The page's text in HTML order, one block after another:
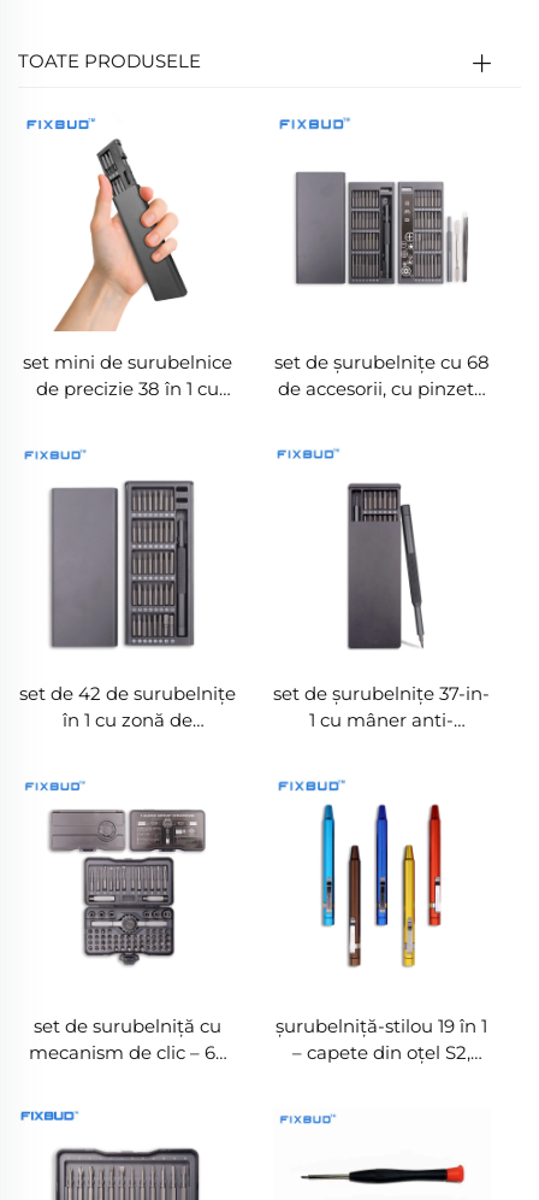
TOATE PRODUSELE
set mini de surubelnice
de precizie 38 în 1 cu
din oțel S2,
magnetizator și
demagnetizator
integrat
set de șurubelnițe cu 68
de accesorii, cu pinzetă
set de 42 de surubelnițe
în 1 cu zonă de
set de șurubelnițe 37-in-
1 cu mâner anti-
vârf
set de surubelniță cu
mecanism de clic – 69
șurubelniță-stilou 19 în 1
– capete din oțel S2,
culoare OEM